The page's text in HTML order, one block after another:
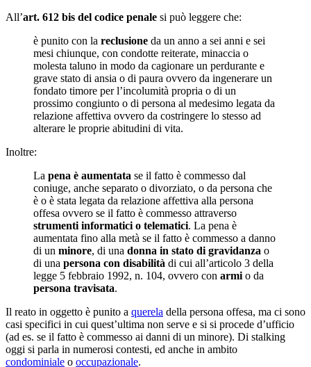
All’art. 612 bis del codice penale si può leggere che:
è punito con la reclusione da un anno a sei anni e sei
mesi chiunque, con condotte reiterate, minaccia o
molesta taluno in modo da cagionare un perdurante e
grave stato di ansia o di paura ovvero da ingenerare un
fondato timore per l’incolumità propria o di un
prossimo congiunto o di persona al medesimo legata da
relazione affettiva ovvero da costringere lo stesso ad
alterare le proprie abitudini di vita.
Inoltre:
La pena è aumentata se il fatto è commesso dal
coniuge, anche separato o divorziato, o da persona che
è o è stata legata da relazione affettiva alla persona
offesa ovvero se il fatto è commesso attraverso
strumenti informatici o telematici. La pena è
aumentata fino alla metà se il fatto è commesso a danno
di un minore, di una donna in stato di gravidanza o
di una persona con disabilità di cui all’articolo 3 della
legge 5 febbraio 1992, n. 104, ovvero con armi o da
persona travisata.
Il reato in oggetto è punito a querela della persona offesa, ma ci sono
casi specifici in cui quest’ultima non serve e si si procede d’ufficio
(ad es. se il fatto è commesso ai danni di un minore). Di stalking
oggi si parla in numerosi contesti, ed anche in ambito
condominiale o occupazionale.